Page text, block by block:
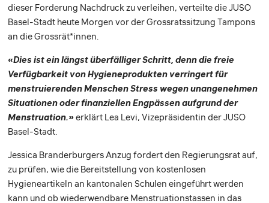
dieser Forderung Nachdruck zu verleihen, verteilte die JUSO
Basel-Stadt heute Morgen vor der Grossratssitzung Tampons
an die Grossrät*innen.
«Dies ist ein längst überfälliger Schritt, denn die freie
Verfügbarkeit von Hygieneprodukten verringert für
menstruierenden Menschen Stress wegen unangenehmen
Situationen oder finanziellen Engpässen aufgrund der
Menstruation.» erklärt Lea Levi, Vizepräsidentin der JUSO
Basel-Stadt.
Jessica Branderburgers Anzug fordert den Regierungsrat auf,
zu prüfen, wie die Bereitstellung von kostenlosen
Hygieneartikeln an kantonalen Schulen eingeführt werden
kann und ob wiederwendbare Menstruationstassen in das